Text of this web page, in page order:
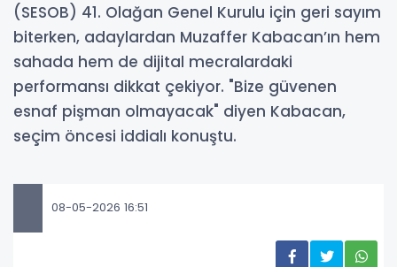
(SESOB) 41. Olağan Genel Kurulu için geri sayım
biterken, adaylardan Muzaffer Kabacan’ın hem
sahada hem de dijital mecralardaki
performansı dikkat çekiyor. "Bize güvenen
esnaf pişman olmayacak" diyen Kabacan,
seçim öncesi iddialı konuştu.
08-05-2026 16:51